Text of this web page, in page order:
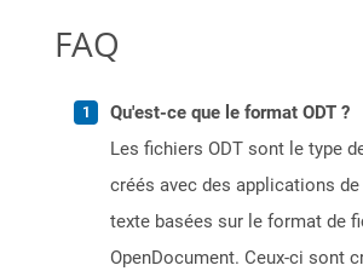
FAQ
Qu'est-ce que le format ODT ?
Les fichiers ODT sont le type
créés avec des applications
texte basées sur le format de
OpenDocument. Ceux-ci sont